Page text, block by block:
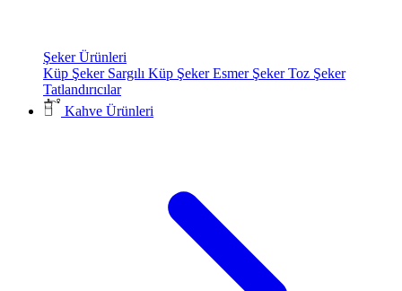
Şeker Ürünleri
Küp Şeker Sargılı Küp ŞekerEsmer ŞekerToz Şeker
Tatlandırıcılar
Kahve Ürünleri